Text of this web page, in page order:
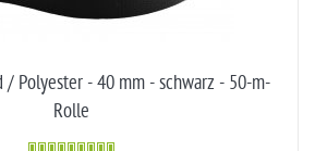
/ Polyester - 40 mm - schwarz - 50-m-
Rolle